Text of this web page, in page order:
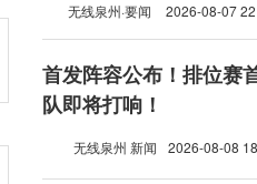
无线泉州·要闻 2026-08-07
首发阵容公布！排位赛
队即将打响！
无线泉州 新闻 2026-08-08